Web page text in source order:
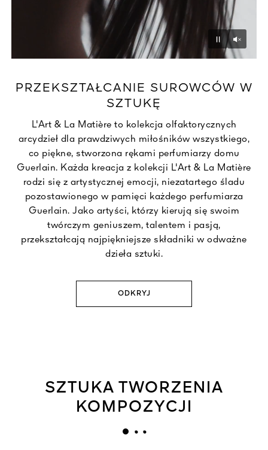
Pause
PRZEKSZTAŁCANIE SUROWCÓW W
SZTUKĘ
L'Art & La Matière to kolekcja olfaktorycznych
arcydzieł dla prawdziwych miłośników wszystkiego,
co piękne, stworzona rękami perfumiarzy domu
Guerlain. Każda kreacja z kolekcji L'Art & La Matière
rodzi się z artystycznej emocji, niezatartego śladu
pozostawionego w pamięci każdego perfumiarza
Guerlain. Jako artyści, którzy kierują się swoim
twórczym geniuszem, talentem i pasją,
przekształcają najpiękniejsze składniki w odważne
dzieła sztuki.
ODKRYJ
SZTUKA TWORZENIA
KOMPOZYCJI